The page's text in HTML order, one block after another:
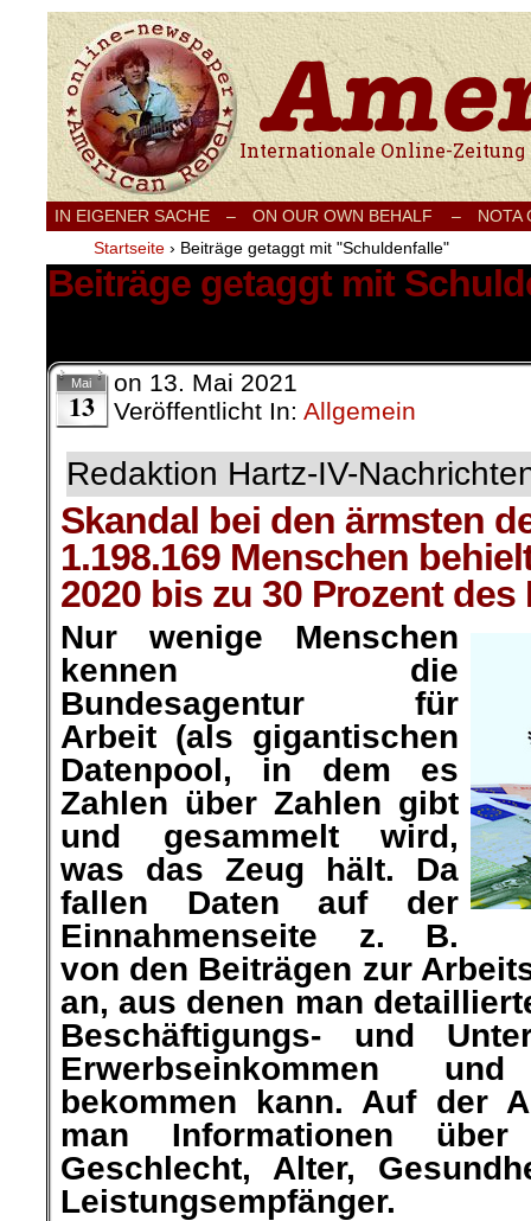
Internationale Onlinezeitung für Frieden,
IN EIGENER SACHE – ON OUR OWN BEHALF –
NOTA
Startseite › Beiträge getaggt mit "Schuldenfalle"
Beiträge getaggt mit
Mai
13
on 13. Mai 2021
Veröffentlicht In: Allgemein
Redaktion Hartz-IV-
Skandal bei den ärmsten
1.198.169 Menschen
2020 bis zu 30 Prozent
Nur wenige Menschen
kennen die
Bundesagentur für
Arbeit (als gigantischen
Datenpool, in dem es
Zahlen über Zahlen gibt
und gesammelt wird,
was das Zeug hält. Da
fallen Daten auf der
Einnahmenseite z. B.
von den Beiträgen zur
an, aus denen man
Beschäftigungs- und
Erwerbseinkommen
bekommen kann. Auf der
man Informationen
Geschlecht, Alter,
Leistungsempfänger.